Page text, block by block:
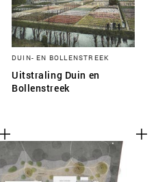
DUIN- EN BOLLENSTREEK
Uitstraling Duin en
Bollenstreek